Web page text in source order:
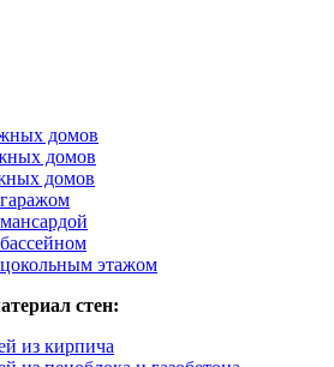
домов
домов
домов
этажом
стен:
из кирпича